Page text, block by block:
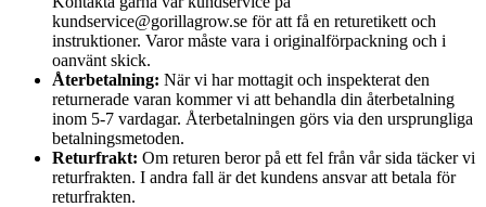
kundservice@gorillagrow.se för att få en returetikett och
instruktioner. Varor måste vara i originalförpackning och i
oanvänt skick.
Återbetalning: När vi har mottagit och inspekterat den
returnerade varan kommer vi att behandla din återbetalning
inom 5-7 vardagar. Återbetalningen görs via den ursprungliga
betalningsmetoden.
Returfrakt: Om returen beror på ett fel från vår sida täcker vi
returfrakten. I andra fall är det kundens ansvar att betala för
returfrakten.